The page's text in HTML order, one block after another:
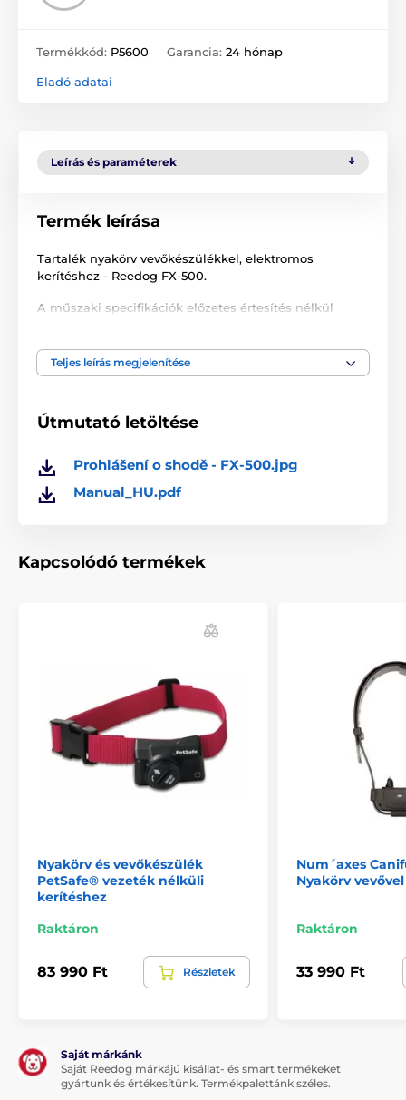
Termékkód: P5600 Garancia: 24 hónap
Eladó adatai
Leírás és paraméterek
Termék leírása
Tartalék nyakörv vevőkészülékkel, elektromos
kerítéshez - Reedog FX-500.
A műszaki specifikációk előzetes értesítés nélkül
Tartozékok kerítéshez
Reedog kerítések vevőegységei
Teljes leírás megjelenítése
Útmutató letöltése
Prohlášení o shodě - FX-500.jpg
Manual_HU.pdf
Kapcsolódó termékek
Nyakörv és vevőkészülék
PetSafe® vezeték nélküli
kerítéshez
Raktáron
83 990 Ft Részletek
Num´axes
Nyakörv vevővel
Raktáron
33 990 Ft
Saját márkánk
Saját Reedog márkájú kisállat- és smart termékeket
gyártunk és értékesítünk. Termékpalettánk széles.